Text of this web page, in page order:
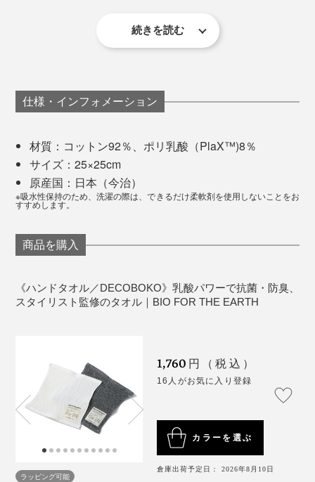
「PlaX™」について詳しくはこちら＞＞
タオルが視界に入る度、肌にふれる度、気持ちが一段ア
できあがったタオルは、色・厚み・肌ざわり・耐久性、
すべてがイメージ通り。小山田さんの理想がカタチにな
もちろん、品質は今治クオリティー。1cm角のタオル片
か、脱毛率や耐久性など、厳しい基準をクリアしていま
す。
的確なディレクションと、専門メーカーならではの知見
と技術、2方向のプロフェッショナルがうまく噛み合
い、「PlaX™」のポテンシャルが最大限に活かされ、感
度の高いタオルが完成しました。
個人的には、ワッフル地「DECOBOKO」のフェイスタ
ってくれるので、家族で使っても気持ちよく拭けるし、
タオル掛けでいちいち整えなくてもピシッとしていてく
ちなみに、使い始める前の新品と5回洗濯後の厚みを比
べた写真がこちら。それぞれ4つ折りの状態です。
続きを読む
仕様・インフォメーション
材質：コットン92％、ポリ乳酸（PlaX™)8％
サイズ：25×25cm
原産国：日本（今治）
※吸水性保持のため、洗濯の際は、できるだけ柔軟剤を使用しないことをお
すすめします。
商品を購入
《ハンドタオル／DECOBOKO》乳酸パワーで抗菌・防臭、
スタイリスト監修のタオル｜BIO FOR THE EARTH
ラッピング可能
1,760 円（税込）
16人がお気に入り登録
カラーを選ぶ
倉庫出荷予定日： 2026年8月10日